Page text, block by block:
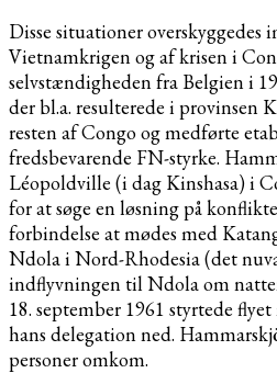
Disse situationer
Vietnamkrigen og af krisen i
selvstændigheden fra Belgien i
der bl.a. resulterede i provinsen
resten af Congo og medførte
fredsbevarende FN-styrke.
Léopoldville (i dag Kinshasa) i
for at søge en løsning på
forbindelse at mødes med
Ndola i Nord-Rhodesia (det
indflyvningen til Ndola om
18. september 1961 styrtede
hans delegation ned.
personer omkom.